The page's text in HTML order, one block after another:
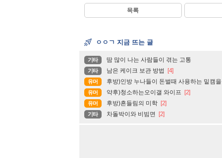
목록
ㅇㅇㄱ 지금 뜨는 글
기타 땀 많이 나는 사람들이 겪는 고통
기타 남은 케이크 보관 방법 [4]
유머 후방)인방 누나들이 돈벌때 사용하는 밑캠
유머 약후)청소하는오이갤 와이프 [2]
유머 후방)흔들림의 미학 [2]
기타 차돌박이와 비빔면 [2]